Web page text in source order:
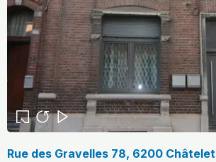
Rue des Gravelles 78, 6200 Châtelet